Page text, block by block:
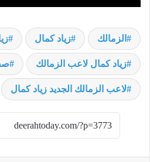
الزمالك زياد كمال
زياد كمال لاعب الزمالك
لاعب الزمالك الجديد زياد كمال